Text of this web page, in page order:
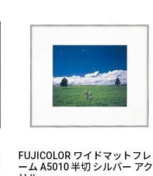
FUJICOLOR ワイドマットフレ
ーム A5010 半切 シルバー アク